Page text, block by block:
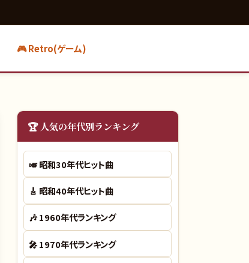
🎮 Retro(ゲーム)
🏆 人気の年代別ランキング
🎺昭和30年代ヒット曲
🎸 昭和40年代ヒット曲
🎶1960年代ランキング
🎤1970年代ランキング